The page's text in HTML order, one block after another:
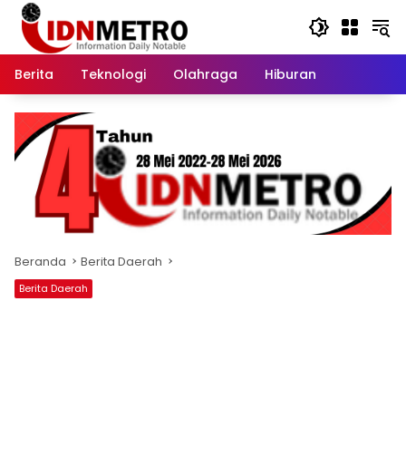
Langsung
konten
Berita
Teknologi Olahraga Hiburan
Beranda Berita Daerah
Berita Daerah